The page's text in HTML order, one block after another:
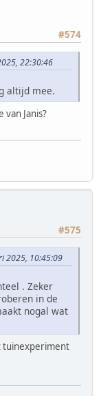
#574
22:30:46
altijd mee.
Janis?
#575
2025, 10:45:09
. Zeker
in de
nogal wat
tuinexperiment